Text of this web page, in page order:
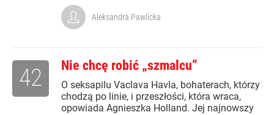
Aleksandra Pawlicka
Nie chcę robić „szmalcu”
O seksapilu Vaclava Havla, bohaterach, którzy
chodzą po linie, i przeszłości, która wraca,
opowiada Agnieszka Holland. Jej najnowszy
42